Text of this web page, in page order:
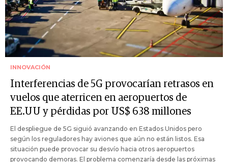
INNOVACIÓN
Interferencias de 5G provocarían retrasos en
vuelos que aterricen en aeropuertos de
EE.UU y pérdidas por US$ 638 millones
El despliegue de 5G siguió avanzando en Estados Unidos pero
según los reguladores hay aviones que aún no están listos. Esa
situación puede provocar su desvío hacia otros aeropuertos
provocando demoras. El problema comenzaría desde las próximas